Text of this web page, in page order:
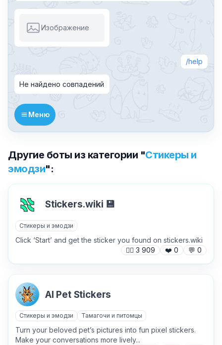
Изображение
help
Не найдено совпадений
Меню
Другие боты из категории "Стикеры и
эмодзи":
Stickers.wiki 💾
Стикеры и эмодзи
Click ‘Start’ and get the sticker you found on stickers.wiki
🙍‍♂️ 3 909 ❤️ 0 💬 0
AI Pet Stickers
Стикеры и эмодзи Тамагочи и питомцы
Turn your beloved pet’s pictures into fun pixel stickers.
Make your conversations more lively...